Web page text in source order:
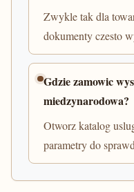
Zwykle tak dla
dokumenty czesto
Gdzie zamowic
miedzynarodowa?
Otworz katalog
parametry do